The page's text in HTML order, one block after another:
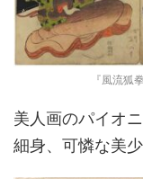
『風流狐
美人画のパイオ
細身、可憐な美少